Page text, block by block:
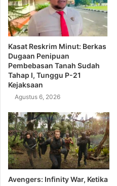
Kasat Reskrim Minut: Berkas
Dugaan Penipuan
Pembebasan Tanah Sudah
Tahap I, Tunggu P-21
Kejaksaan
Agustus 6, 2026
Avengers: Infinity War, Ketika